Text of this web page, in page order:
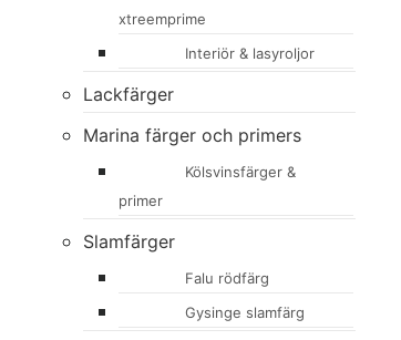
xtreemprime
Interiör & lasyroljor
Lackfärger
Marina färger och primers
Kölsvinsfärger &
primer
Slamfärger
Falu rödfärg
Gysinge slamfärg